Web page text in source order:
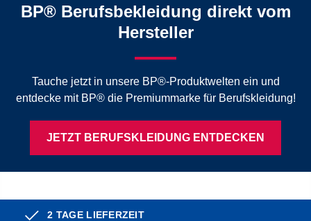
BP® Berufsbekleidung direkt vom
Hersteller
Tauche jetzt in unsere BP®-Produktwelten ein und
entdecke mit BP® die Premiummarke für Berufskleidung!
JETZT BERUFSKLEIDUNG ENTDECKEN
2 TAGE LIEFERZEIT